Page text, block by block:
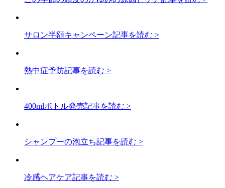
サロン半額キャンペーン記事を読む >
熱中症予防記事を読む >
400mlボトル発売記事を読む >
シャンプーの泡立ち記事を読む >
冷感ヘアケア記事を読む >